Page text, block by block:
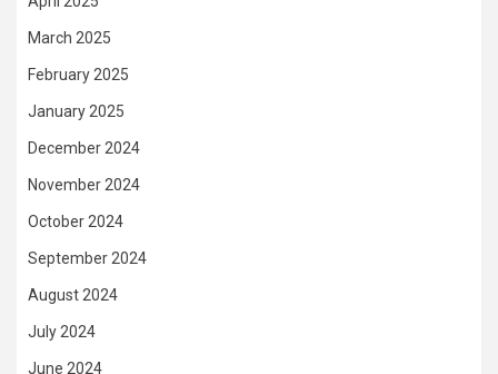
March 2025
February 2025
January 2025
December 2024
November 2024
October 2024
September 2024
August 2024
July 2024
June 2024